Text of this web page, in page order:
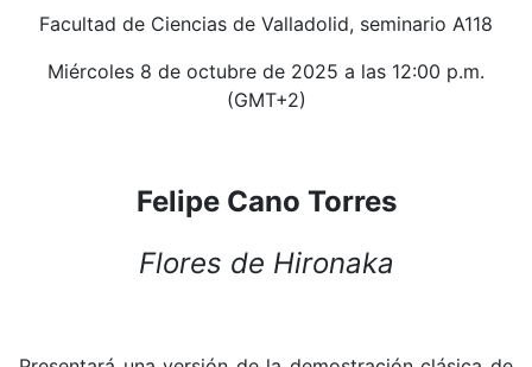
Facultad de Ciencias de Valladolid, seminario A118
Miércoles 8 de octubre de 2025 a las 12:00 p.m.
(GMT+2)
Felipe Cano Torres
Flores de Hironaka